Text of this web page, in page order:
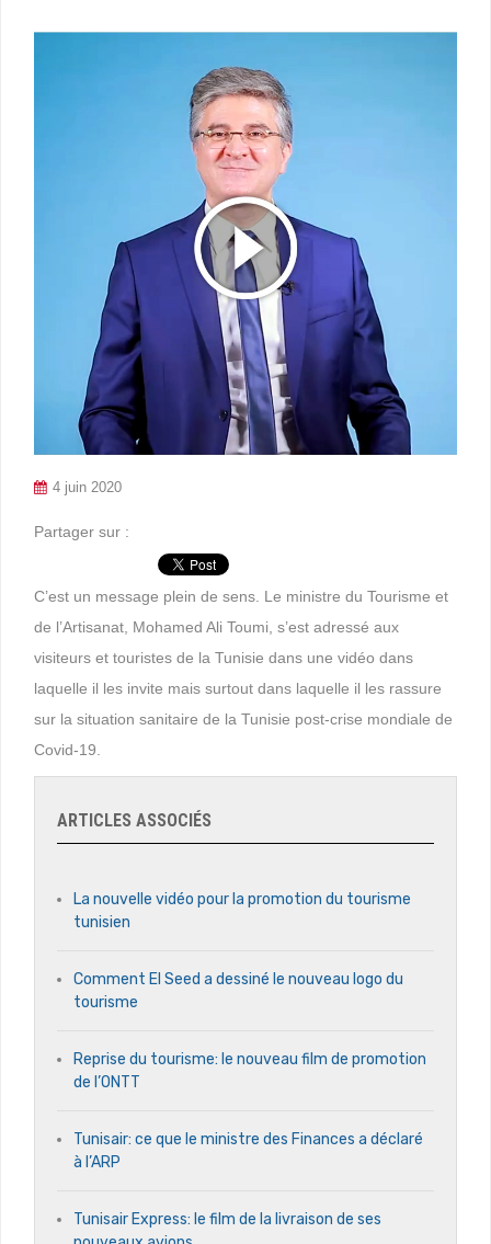
4 juin 2020
Partager sur :
C’est un message plein de sens. Le ministre du Tourisme et
de l’Artisanat, Mohamed Ali Toumi, s’est adressé aux
visiteurs et touristes de la Tunisie dans une vidéo dans
laquelle il les invite mais surtout dans laquelle il les rassure
sur la situation sanitaire de la Tunisie post-crise mondiale de
Covid-19.
ARTICLES ASSOCIÉS
La nouvelle vidéo pour la promotion du tourisme
tunisien
Comment El Seed a dessiné le nouveau logo du
tourisme
Reprise du tourisme: le nouveau film de promotion
de l’ONTT
Tunisair: ce que le ministre des Finances a déclaré
à l’ARP
Tunisair Express: le film de la livraison de ses